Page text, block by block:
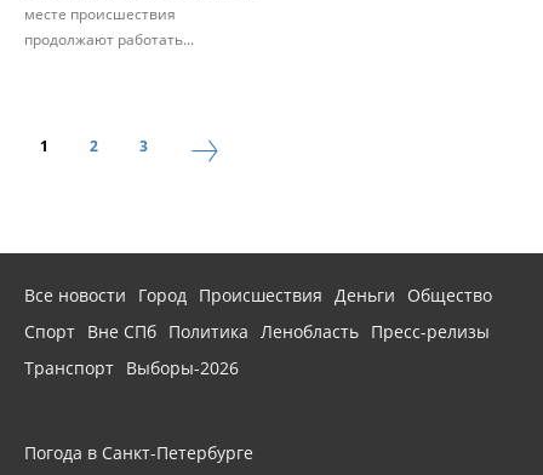
месте происшествия
продолжают работать...
1 2 3
Все новости Город Происшествия Деньги
Общество
Спорт Вне СПб Политика Ленобласть Пресс-релизы
Транспорт Выборы-2026
Погода в Санкт-Петербурге